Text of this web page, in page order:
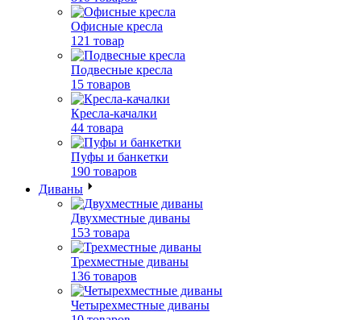
Офисные кресла
121 товар
Подвесные кресла
15 товаров
Кресла-качалки
44 товара
Пуфы и банкетки
190 товаров
Диваны
Двухместные диваны
153 товара
Трехместные диваны
136 товаров
Четырехместные диваны